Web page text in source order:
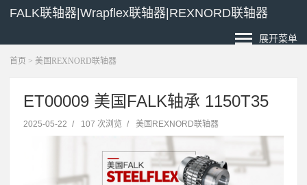
FALK联轴器|Wrapflex联轴器|REXNORD联轴器
展开菜单
首页 > 美国REXNORD联轴器
ET00009 美国FALK轴承 1150T35
2025-05-22 / 107 次浏览 / 美国REXNORD联轴器